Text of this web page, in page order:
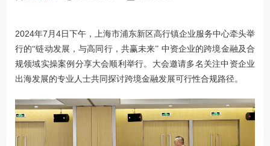
2024年7月4日下午，上海市浦东新区高行镇企业服务中心牵头举
行的“链动发展，与高同行，共赢未来” 中资企业的跨境金融及合
规领域实操案例分享大会顺利举行。大会邀请多名关注中资企业
出海发展的专业人士共同探讨跨境金融发展可行性合规路径。